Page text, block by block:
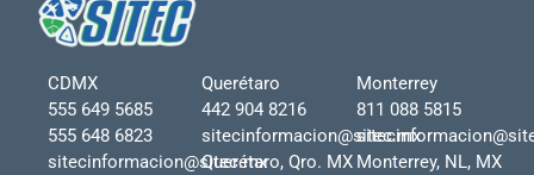
CDMX
555 649 5685
555 648 6823
sitecinformacion@sitec.mx
Querétaro
442 904 8216
sitecinformacion@sitec.mx
Querétaro, Qro. MX
Monterrey
811 088 5815
Monterrey, NL, MX